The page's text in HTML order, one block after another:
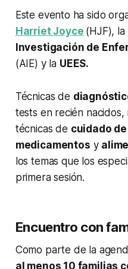
Este evento ha sido
Harriet Joyce (HJF), la
Investigación de
(AIE) y la UEES.
Técnicas de
tests en recién
técnicas de cuidado
medicamentos y
los temas que los
primera sesión.
Encuentro con
Como parte de la
al menos 10 familias